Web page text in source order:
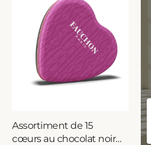
Assortiment de 15
cœurs au chocolat noir